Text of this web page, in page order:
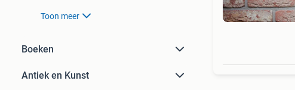
Toon meer
Boeken
Antiek en Kunst